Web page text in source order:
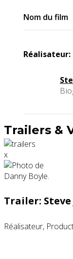
Nom du film
Réalisateur:
Trailers &
x
Trailer: Steve
Réalisateur,